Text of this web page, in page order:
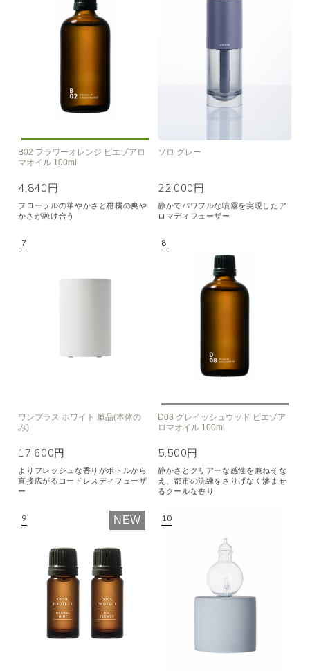
B02 フラワーオレンジ ピエゾアロ
マオイル 100ml
4,840円
フローラルの華やかさと柑橘の爽や
かさが融け合う
ソロ グレー
22,000円
静かでパワフルな噴霧を実現したア
ロマディフューザー
ワンプラス ホワイト 単品(本体の
み)
17,600円
よりフレッシュな香りがボトルから
直接広がるコードレスディフューザ
ー
D08 グレイッシュウッド ピエゾア
ロマオイル 100ml
5,500円
静かさとクリアーな感性を兼ねそな
え、都市の洗練をさりげなく滲ませ
るクールな香り
NEW